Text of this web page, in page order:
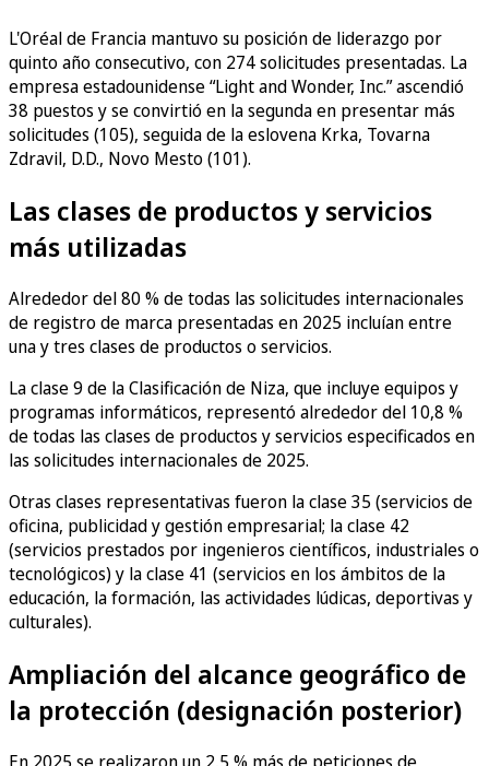
L'Oréal de Francia mantuvo su posición de liderazgo por
quinto año consecutivo, con 274 solicitudes presentadas. La
empresa estadounidense “Light and Wonder, Inc.” ascendió
38 puestos y se convirtió en la segunda en presentar más
solicitudes (105), seguida de la eslovena Krka, Tovarna
Zdravil, D.D., Novo Mesto (101).
Las clases de productos y servicios
más utilizadas
Alrededor del 80 % de todas las solicitudes internacionales
de registro de marca presentadas en 2025 incluían entre
una y tres clases de productos o servicios.
La clase 9 de la Clasificación de Niza, que incluye equipos y
programas informáticos, representó alrededor del 10,8 %
de todas las clases de productos y servicios especificados en
las solicitudes internacionales de 2025.
Otras clases representativas fueron la clase 35 (servicios de
oficina, publicidad y gestión empresarial; la clase 42
(servicios prestados por ingenieros científicos, industriales o
tecnológicos) y la clase 41 (servicios en los ámbitos de la
educación, la formación, las actividades lúdicas, deportivas y
culturales).
Ampliación del alcance geográfico de
la protección (designación posterior)